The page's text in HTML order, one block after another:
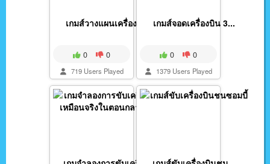
เกมส์วางแผนเครื่องบิ...
0 0
719 Users Played
เกมส์จอดเครื่องบิน 3...
0 0
1379 Users Played